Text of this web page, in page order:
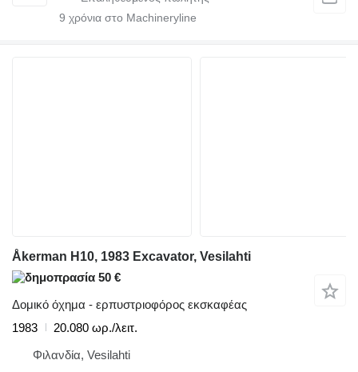
9 χρόνια στο Machineryline
Åkerman H10, 1983 Excavator, Vesilahti
50 €
Δομικό όχημα - ερπυστριοφόρος εκσκαφέας
1983
20.080 ωρ./λειτ.
Φιλανδία, Vesilahti